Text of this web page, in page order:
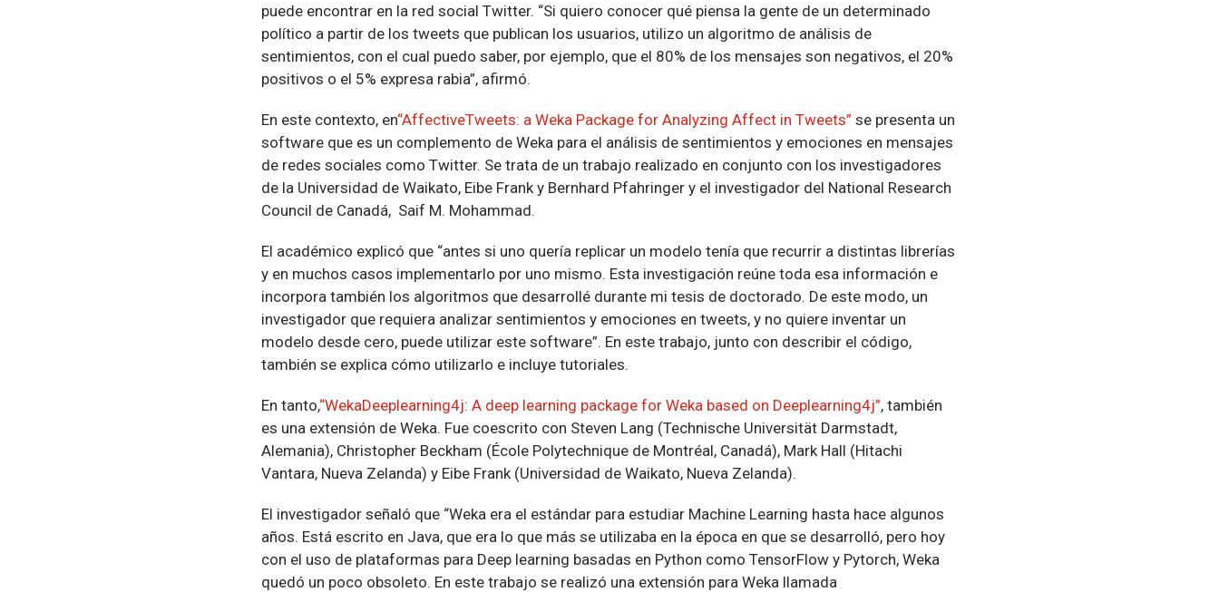
puede encontrar en la red social Twitter. “Si quiero conocer qué piensa la gente de un determinado
político a partir de los tweets que publican los usuarios, utilizo un algoritmo de análisis de
sentimientos, con el cual puedo saber, por ejemplo, que el 80% de los mensajes son negativos, el 20%
positivos o el 5% expresa rabia”, afirmó.
En este contexto, en“AffectiveTweets: a Weka Package for Analyzing Affect in Tweets” se presenta un
software que es un complemento de Weka para el análisis de sentimientos y emociones en mensajes
de redes sociales como Twitter. Se trata de un trabajo realizado en conjunto con los investigadores
de la Universidad de Waikato, Eibe Frank y Bernhard Pfahringer y el investigador del National Research
Council de Canadá, Saif M. Mohammad.
El académico explicó que “antes si uno quería replicar un modelo tenía que recurrir a distintas librerías
y en muchos casos implementarlo por uno mismo. Esta investigación reúne toda esa información e
incorpora también los algoritmos que desarrollé durante mi tesis de doctorado. De este modo, un
investigador que requiera analizar sentimientos y emociones en tweets, y no quiere inventar un
modelo desde cero, puede utilizar este software”. En este trabajo, junto con describir el código,
también se explica cómo utilizarlo e incluye tutoriales.
En tanto,“WekaDeeplearning4j: A deep learning package for Weka based on Deeplearning4j”, también
es una extensión de Weka. Fue coescrito con Steven Lang (Technische Universität Darmstadt,
Alemania), Christopher Beckham (École Polytechnique de Montréal, Canadá), Mark Hall (Hitachi
Vantara, Nueva Zelanda) y Eibe Frank (Universidad de Waikato, Nueva Zelanda).
El investigador señaló que “Weka era el estándar para estudiar Machine Learning hasta hace algunos
años. Está escrito en Java, que era lo que más se utilizaba en la época en que se desarrolló, pero hoy
con el uso de plataformas para Deep learning basadas en Python como TensorFlow y Pytorch, Weka
quedó un poco obsoleto. En este trabajo se realizó una extensión para Weka llamada